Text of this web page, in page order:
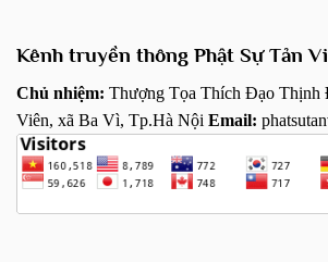
Kênh truyền thông Phật Sự Tản
Chủ nhiệm: Thượng Tọa Thích Đạo Thịnh
Viên, xã Ba Vì, Tp.Hà Nội Email: